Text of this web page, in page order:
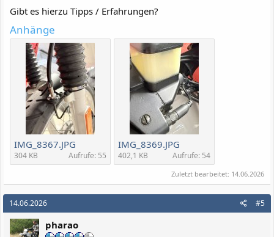
Gibt es hierzu Tipps / Erfahrungen?
Anhänge
IMG_8367.JPG
304 KB Aufrufe: 55
IMG_8369.JPG
402,1 KB Aufrufe: 54
Zuletzt bearbeitet: 14.06.2026
14.06.2026 #5
pharao